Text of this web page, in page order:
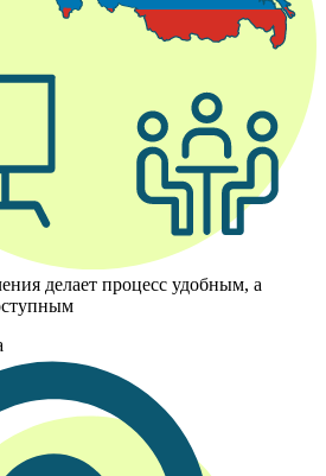
делает процесс удобным, а